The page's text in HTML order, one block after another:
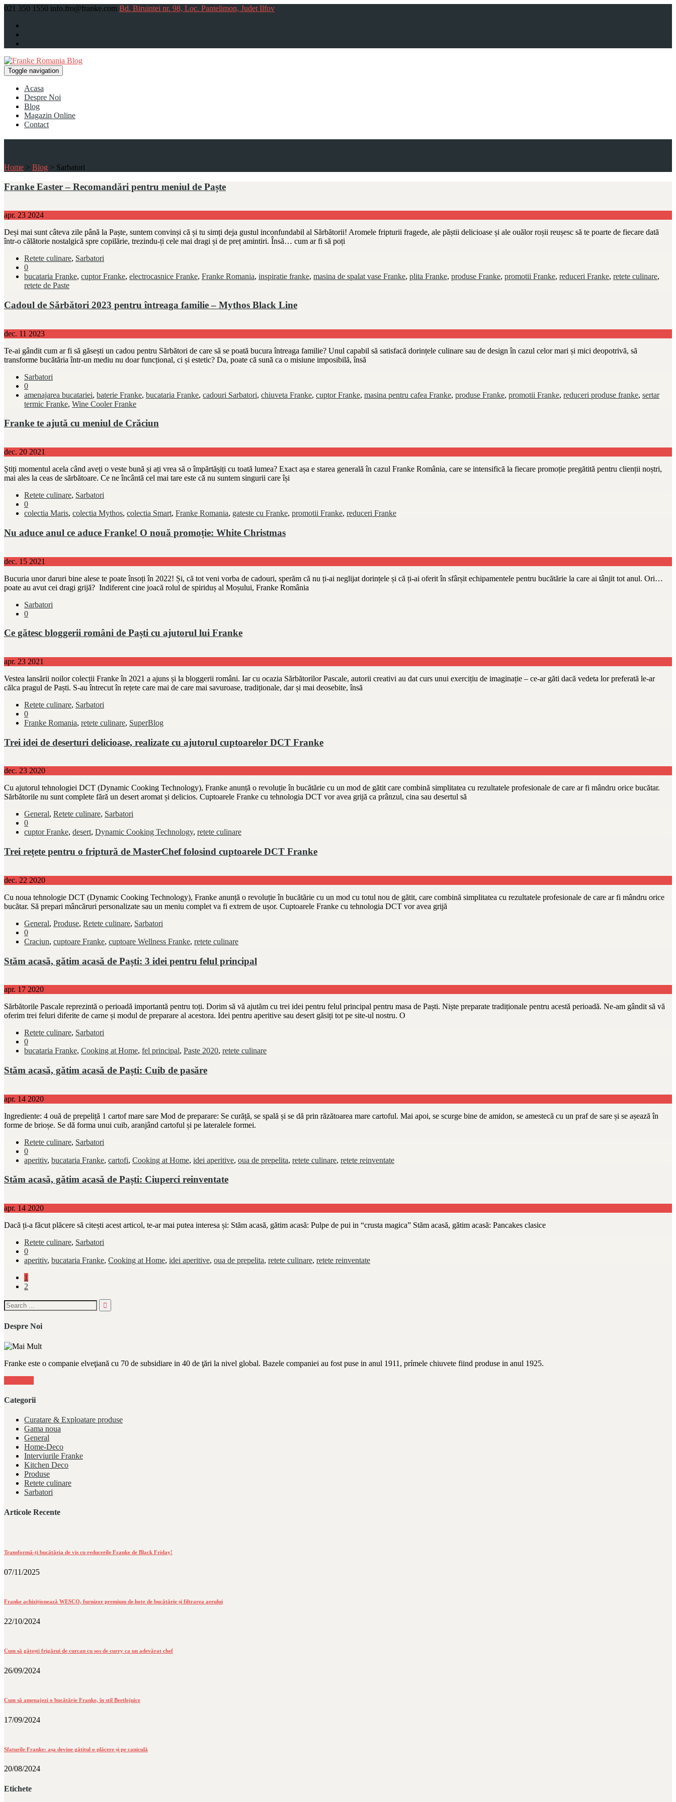
021 350 1550 info.fro@franke.com Bd. Biruintei nr. 98, Loc. Pantelimon, Judet Ilfov
Toggle navigation
Acasa
Despre Noi
Blog
Magazin Online
Contact
Home > Blog > Sarbatori
Franke Easter – Recomandări pentru meniul de Paște
apr. 23 2024
Deși mai sunt câteva zile până la Paște, suntem convinși că și tu simți deja gustul inconfundabil al Sărbătorii! Aromele fripturii fragede, ale păștii delicioase și ale ouălor roșii reușesc să te poarte de fiecare dată
într-o călătorie nostalgică spre copilărie, trezindu-ți cele mai dragi și de preț amintiri. Însă… cum ar fi să poți
Retete culinare, Sarbatori
0
bucataria Franke, cuptor Franke, electrocasnice Franke, Franke Romania, inspiratie franke, masina de spalat vase Franke, plita Franke, produse Franke, promotii Franke, reduceri Franke, retete culinare,
retete de Paste
Cadoul de Sărbători 2023 pentru întreaga familie – Mythos Black Line
dec. 11 2023
Te-ai gândit cum ar fi să găsești un cadou pentru Sărbători de care să se poată bucura întreaga familie? Unul capabil să satisfacă dorințele culinare sau de design în cazul celor mari și mici deopotrivă, să
transforme bucătăria într-un mediu nu doar funcțional, ci și estetic? Da, poate că sună ca o misiune imposibilă, însă
Sarbatori
0
amenajarea bucatariei, baterie Franke, bucataria Franke, cadouri Sarbatori, chiuveta Franke, cuptor Franke, masina pentru cafea Franke, produse Franke, promotii Franke, reduceri produse franke, sertar
termic Franke, Wine Cooler Franke
Franke te ajută cu meniul de Crăciun
dec. 20 2021
Știți momentul acela când aveți o veste bună și ați vrea să o împărtășiți cu toată lumea? Exact așa e starea generală în cazul Franke România, care se intensifică la fiecare promoție pregătită pentru clienții noștri,
mai ales la ceas de sărbătoare. Ce ne încântă cel mai tare este că nu suntem singurii care își
Retete culinare, Sarbatori
0
colectia Maris, colectia Mythos, colectia Smart, Franke Romania, gateste cu Franke, promotii Franke, reduceri Franke
Nu aduce anul ce aduce Franke! O nouă promoție: White Christmas
dec. 15 2021
Bucuria unor daruri bine alese te poate însoți în 2022! Și, că tot veni vorba de cadouri, sperăm că nu ți-ai neglijat dorințele și că ți-ai oferit în sfârșit echipamentele pentru bucătărie la care ai tânjit tot anul. Ori…
poate au avut cei dragi grijă? Indiferent cine joacă rolul de spiriduș al Moșului, Franke România
Sarbatori
0
Ce gătesc bloggerii români de Paști cu ajutorul lui Franke
apr. 23 2021
Vestea lansării noilor colecții Franke în 2021 a ajuns și la bloggerii români. Iar cu ocazia Sărbătorilor Pascale, autorii creativi au dat curs unui exercițiu de imaginație – ce-ar găti dacă vedeta lor preferată le-ar
călca pragul de Paști. S-au întrecut în rețete care mai de care mai savuroase, tradiționale, dar și mai deosebite, însă
Retete culinare, Sarbatori
0
Franke Romania, retete culinare, SuperBlog
Trei idei de deserturi delicioase, realizate cu ajutorul cuptoarelor DCT Franke
dec. 23 2020
Cu ajutorul tehnologiei DCT (Dynamic Cooking Technology), Franke anunță o revoluție în bucătărie cu un mod de gătit care combină simplitatea cu rezultatele profesionale de care ar fi mândru orice bucătar.
Sărbătorile nu sunt complete fără un desert aromat și delicios. Cuptoarele Franke cu tehnologia DCT vor avea grijă ca prânzul, cina sau desertul să
General, Retete culinare, Sarbatori
0
cuptor Franke, desert, Dynamic Cooking Technology, retete culinare
Trei rețete pentru o friptură de MasterChef folosind cuptoarele DCT Franke
dec. 22 2020
Cu noua tehnologie DCT (Dynamic Cooking Technology), Franke anunță o revoluție în bucătărie cu un mod cu totul nou de gătit, care combină simplitatea cu rezultatele profesionale de care ar fi mândru orice
bucătar. Să prepari mâncăruri personalizate sau un meniu complet va fi extrem de ușor. Cuptoarele Franke cu tehnologia DCT vor avea grijă
General, Produse, Retete culinare, Sarbatori
0
Craciun, cuptoare Franke, cuptoare Wellness Franke, retete culinare
Stăm acasă, gătim acasă de Paști: 3 idei pentru felul principal
apr. 17 2020
Sărbătorile Pascale reprezintă o perioadă importantă pentru toți. Dorim să vă ajutăm cu trei idei pentru felul principal pentru masa de Paști. Niște preparate tradiționale pentru acestă perioadă. Ne-am gândit să vă
oferim trei feluri diferite de carne și modul de preparare al acestora. Idei pentru aperitive sau desert găsiți tot pe site-ul nostru. O
Retete culinare, Sarbatori
0
bucataria Franke, Cooking at Home, fel principal, Paste 2020, retete culinare
Stăm acasă, gătim acasă de Paști: Cuib de pasăre
apr. 14 2020
Ingrediente: 4 ouă de prepeliță 1 cartof mare sare Mod de preparare: Se curăță, se spală și se dă prin răzătoarea mare cartoful. Mai apoi, se scurge bine de amidon, se amestecă cu un praf de sare și se așează în
forme de brioșe. Se dă forma unui cuib, aranjând cartoful și pe lateralele formei.
Retete culinare, Sarbatori
0
aperitiv, bucataria Franke, cartofi, Cooking at Home, idei aperitive, oua de prepelita, retete culinare, retete reinventate
Stăm acasă, gătim acasă de Paști: Ciuperci reinventate
apr. 14 2020
Dacă ți-a făcut plăcere să citești acest articol, te-ar mai putea interesa și: Stăm acasă, gătim acasă: Pulpe de pui in “crusta magica” Stăm acasă, gătim acasă: Pancakes clasice
Retete culinare, Sarbatori
0
aperitiv, bucataria Franke, Cooking at Home, idei aperitive, oua de prepelita, retete culinare, retete reinventate
1
2
Despre Noi
Franke este o companie elveţiană cu 70 de subsidiare in 40 de ţări la nivel global. Bazele companiei au fost puse in anul 1911, prímele chiuvete fiind produse in anul 1925.
Categorii
Curatare & Exploatare produse
Gama noua
General
Home-Deco
Interviurile Franke
Kitchen Deco
Produse
Retete culinare
Sarbatori
Articole Recente
Transformă-ți bucătăria de vis cu reducerile Franke de Black Friday!
07/11/2025
Franke achiziționează WESCO, furnizor premium de hote de bucătărie și filtrarea aerului
22/10/2024
Cum să gătești frigărui de curcan cu sos de curry ca un adevărat chef
26/09/2024
Cum să amenajezi o bucătărie Franke, în stil Beetlejuice
17/09/2024
Sfaturile Franke: așa devine gătitul o plăcere și pe caniculă
20/08/2024
Etichete